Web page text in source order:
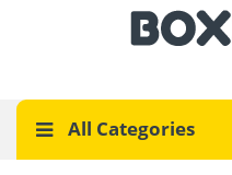
All Categories